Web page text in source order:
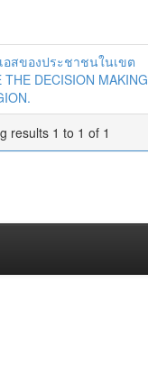
อสของประชาชนในเขต
DECISION MAKING
results 1 to 1 of 1